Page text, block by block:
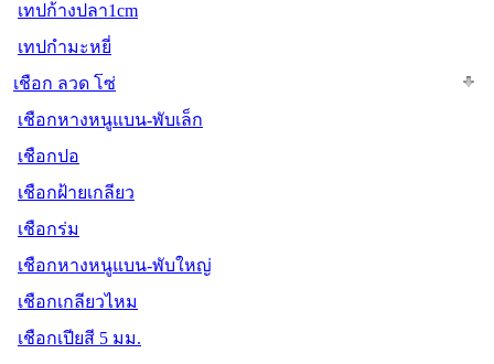
เทปก้างปลา1cm
เทปกำมะหยี่
เชือก ลวด โซ่
เชือกหางหนูแบน-พับเล็ก
เชือกปอ
เชือกฝ้ายเกลียว
เชือกร่ม
เชือกหางหนูแบน-พับใหญ่
เชือกเกลียวไหม
เชือกเปียสี 5 มม.